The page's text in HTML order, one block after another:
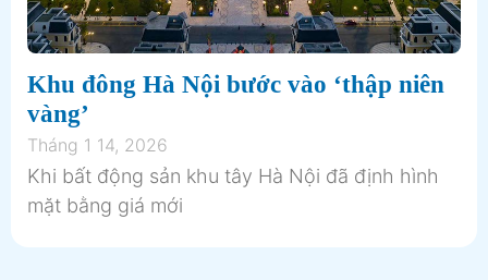
Khu đông Hà Nội bước vào ‘thập niên
vàng’
Tháng 1 14, 2026
Khi bất động sản khu tây Hà Nội đã định hình
mặt bằng giá mới